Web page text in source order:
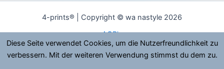
4-prints® | Copyright © wa nastyle 2026
AGB’s
Datenschutzerklärung
Widerrufsbelehrung
Diese Seite verwendet Cookies, um die Nutzerfreundlichkeit zu
verbessern. Mit der weiteren Verwendung stimmst du dem zu.